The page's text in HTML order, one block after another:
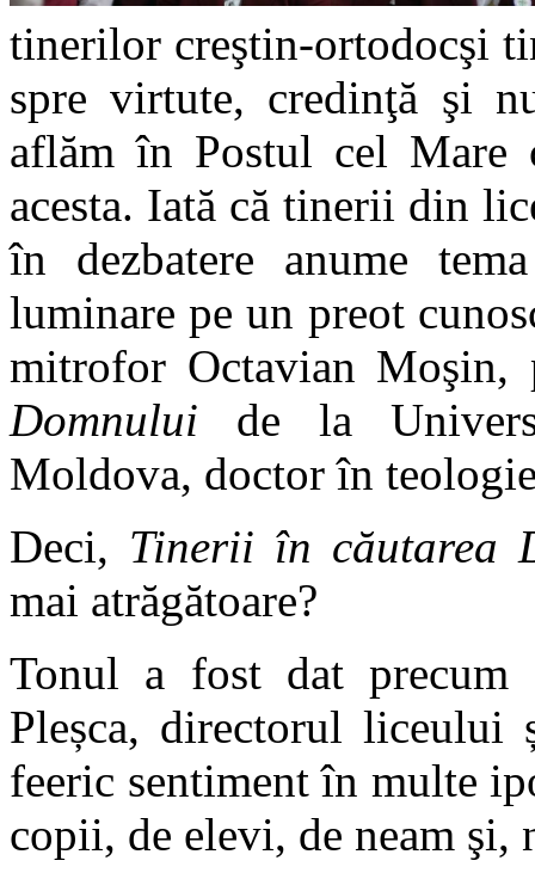
tinerilor creştin-ortodocşi
spre virtute, credinţă şi
aflăm în Postul cel Mare
acesta. Iată că tinerii din
în dezbatere anume
luminare pe un preot
mitrofor Octavian
Domnului de la
Moldova, doctor în
Deci, Tinerii în căutarea
mai atrăgătoare?
Tonul a fost dat precum
Pleșca, directorul liceului
feeric sentiment în multe
copii, de elevi, de neam şi,